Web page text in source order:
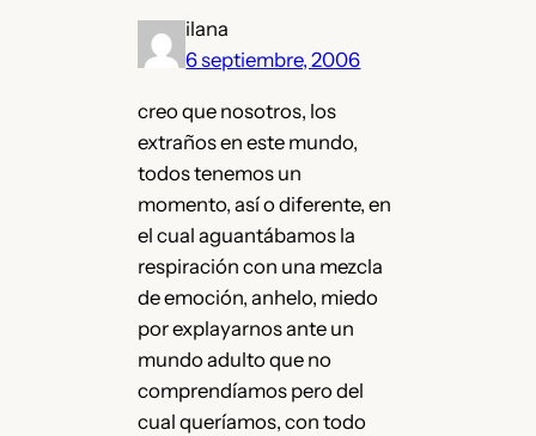
ilana
6 septiembre, 2006
creo que nosotros, los
extraños en este mundo,
todos tenemos un
momento, así o diferente, en
el cual aguantábamos la
respiración con una mezcla
de emoción, anhelo, miedo
por explayarnos ante un
mundo adulto que no
comprendíamos pero del
cual queríamos, con todo